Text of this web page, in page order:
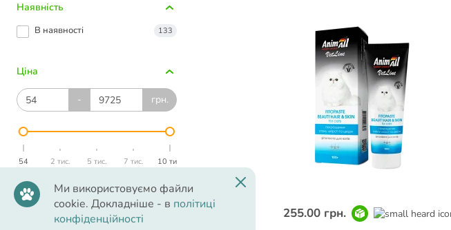
Наявність
В наявності 133
Ціна
- грн.
54 2 тис. 5 тис. 7 тис. 10 тис.
255.00 грн.
Ми використовуємо файли
cookie. Докладніше - в політиці
конфіденційності